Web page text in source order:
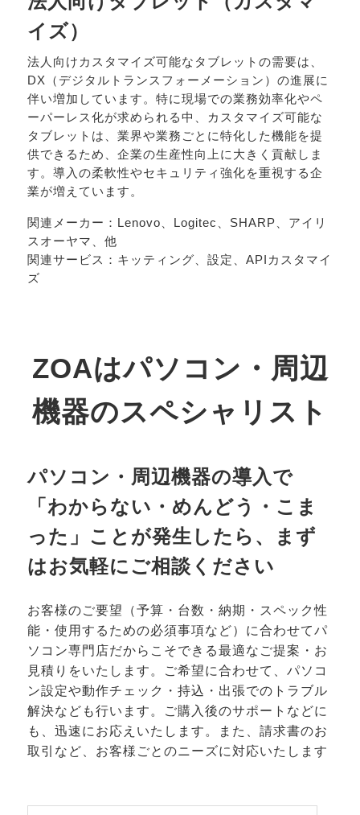
イズ）
法人向けカスタマイズ可能なタブレットの需要は、
DX（デジタルトランスフォーメーション）の進展に
伴い増加しています。特に現場での業務効率化やペ
ーパーレス化が求められる中、カスタマイズ可能な
タブレットは、業界や業務ごとに特化した機能を提
供できるため、企業の生産性向上に大きく貢献しま
す。導入の柔軟性やセキュリティ強化を重視する企
業が増えています。
関連メーカー：Lenovo、Logitec、SHARP、アイリ
スオーヤマ、他
関連サービス：キッティング、設定、APIカスタマイ
ズ
ZOAはパソコン・周辺
機器のスペシャリスト
パソコン・周辺機器の導入で
「わからない・めんどう・こま
った」ことが発生したら、まず
はお気軽にご相談ください
お客様のご要望（予算・台数・納期・スペック性
能・使用するための必須事項など）に合わせてパ
ソコン専門店だからこそできる最適なご提案・お
見積りをいたします。ご希望に合わせて、パソコ
ン設定や動作チェック・持込・出張でのトラブル
解決なども行います。ご購入後のサポートなどに
も、迅速にお応えいたします。また、請求書のお
取引など、お客様ごとのニーズに対応いたします